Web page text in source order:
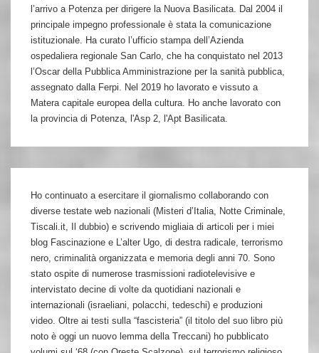
l’arrivo a Potenza per dirigere la Nuova Basilicata. Dal 2004 il
principale impegno professionale è stata la comunicazione
istituzionale. Ha curato l’ufficio stampa dell’Azienda
ospedaliera regionale San Carlo, che ha conquistato nel 2013
l’Oscar della Pubblica Amministrazione per la sanità pubblica,
assegnato dalla Ferpi. Nel 2019 ho lavorato e vissuto a
Matera capitale europea della cultura. Ho anche lavorato con
la provincia di Potenza, l'Asp 2, l'Apt Basilicata.
Ho continuato a esercitare il giornalismo collaborando con
diverse testate web nazionali (Misteri d’Italia, Notte Criminale,
Tiscali.it, Il dubbio) e scrivendo migliaia di articoli per i miei
blog Fascinazione e L’alter Ugo, di destra radicale, terrorismo
nero, criminalità organizzata e memoria degli anni 70. Sono
stato ospite di numerose trasmissioni radiotelevisive e
intervistato decine di volte da quotidiani nazionali e
internazionali (israeliani, polacchi, tedeschi) e produzioni
video. Oltre ai testi sulla “fascisteria” (il titolo del suo libro più
noto è oggi un nuovo lemma della Treccani) ho pubblicato